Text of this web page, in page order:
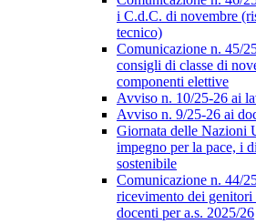
i C.d.C. di novembre
tecnico)
Comunicazione n. 45/
consigli di classe di
componenti elettive
Avviso n. 10/25-26 ai
Avviso n. 9/25-26 ai
Giornata delle Nazioni
impegno per la pace, i
sostenibile
Comunicazione n. 44/
ricevimento dei
docenti per a.s. 2025/26